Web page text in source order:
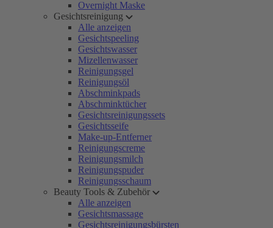
Overnight Maske
Gesichtsreinigung
Alle anzeigen
Gesichtspeeling
Gesichtswasser
Mizellenwasser
Reinigungsgel
Reinigungsöl
Abschminkpads
Abschminktücher
Gesichtsreinigungssets
Gesichtsseife
Make-up-Entferner
Reinigungscreme
Reinigungsmilch
Reinigungspuder
Reinigungsschaum
Beauty Tools & Zubehör
Alle anzeigen
Gesichtsmassage
Gesichtsreinigungsbürsten